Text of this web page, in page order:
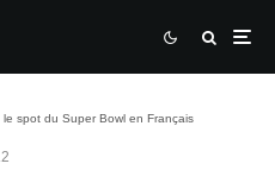
le spot du Super Bowl en Français